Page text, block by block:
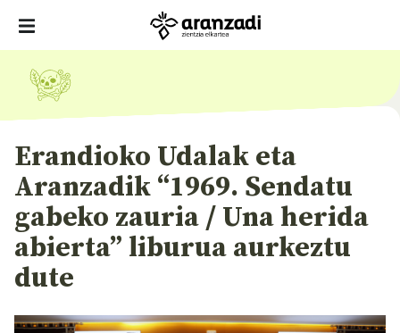
Erandioko Udalak eta
Aranzadik “1969. Sendatu
gabeko zauria / Una herida
abierta” liburua aurkeztu
dute